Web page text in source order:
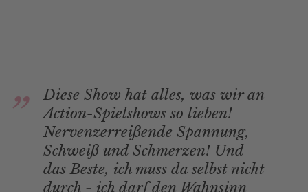
Diese Show hat alles, was wir an
Action-Spielshows so lieben!
Nervenzerreißende Spannung,
Schweiß und Schmerzen! Und
das Beste, ich muss da selbst nicht
durch - ich darf den Wahnsinn